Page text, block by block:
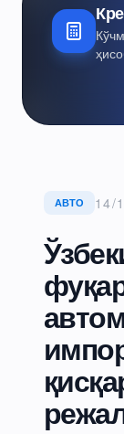
АВТО 14/